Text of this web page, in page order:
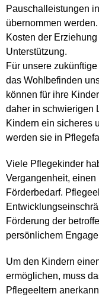
Pauschalleistungen
übernommen
Kosten der
Unterstützung.
Für unsere
das Wohlbefinden
können für ihre
daher in schwierigen
Kindern ein sicheres
werden sie in
Viele Pflegekinder
Vergangenheit,
Förderbedarf.
Förderung der
persönlichem
Um den Kindern
ermöglichen, muss
Pflegeeltern